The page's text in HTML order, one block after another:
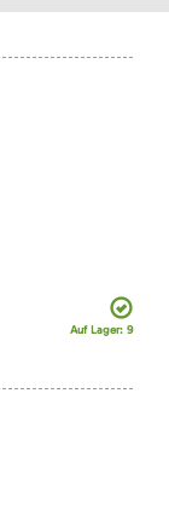
Auf Lager: 9